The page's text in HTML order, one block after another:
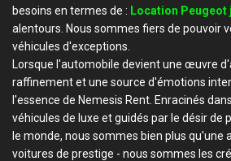
besoins en termes de : Location Peugeot
alentours. Nous sommes fiers de pouvoir
véhicules d'exceptions.
Lorsque l'automobile devient une œuvre
raffinement et une source d'émotions
l'essence de Nemesis Rent. Enracinés
véhicules de luxe et guidés par le désir de
le monde, nous sommes bien plus qu'une
voitures de prestige - nous sommes les